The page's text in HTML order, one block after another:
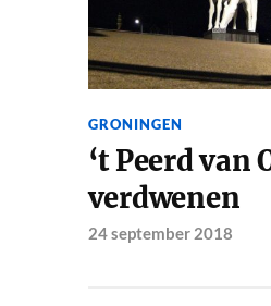
GRONINGEN
‘t Peerd van
verdwenen
24 september 2018